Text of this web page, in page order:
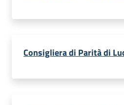
Consigliera di Parità di